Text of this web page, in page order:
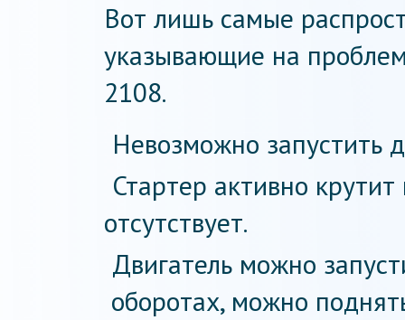
Вот лишь самые
указывающие на
2108.
Невозможно запустить
Стартер активно
отсутствует.
Двигатель можно
оборотах, можно